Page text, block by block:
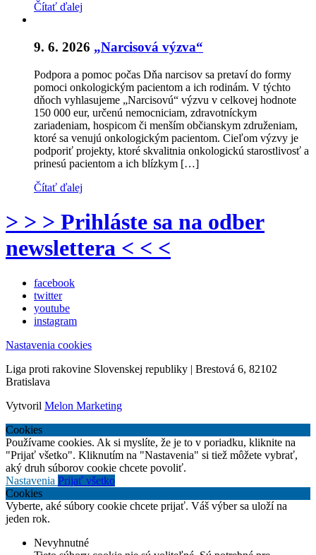
Čítať ďalej
9. 6. 2026 „Narcisová výzva“
Podpora a pomoc počas Dňa narcisov sa pretaví do formy
pomoci onkologickým pacientom a ich rodinám. V týchto
dňoch vyhlasujeme „Narcisovú“ výzvu v celkovej hodnote
150 000 eur, určenú nemocniciam, zdravotníckym
zariadeniam, hospicom či menším občianskym združeniam,
ktoré sa venujú onkologickým pacientom. Cieľom výzvy je
podporiť projekty, ktoré skvalitnia onkologickú starostlivosť a
prinesú pacientom a ich blízkym […]
Čítať ďalej
> > > Prihláste sa na odber
newslettera < < <
facebook
twitter
youtube
instagram
Nastavenia cookies
Liga proti rakovine Slovenskej republiky | Brestová 6, 82102
Bratislava
Vytvoril Melon Marketing
Cookies
Používame cookies. Ak si myslíte, že je to v poriadku, kliknite na
"Prijať všetko". Kliknutím na "Nastavenia" si tiež môžete vybrať,
aký druh súborov cookie chcete povoliť.
Nastavenia Prijať všetko
Cookies
Vyberte, aké súbory cookie chcete prijať. Váš výber sa uloží na
jeden rok.
Nevyhnutné